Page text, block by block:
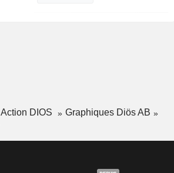
Action DIOS
Graphiques Diös AB